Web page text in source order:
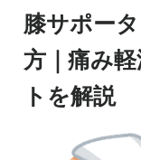
ひ
幹
再
ド
膝サポー
方｜痛み
トを解説